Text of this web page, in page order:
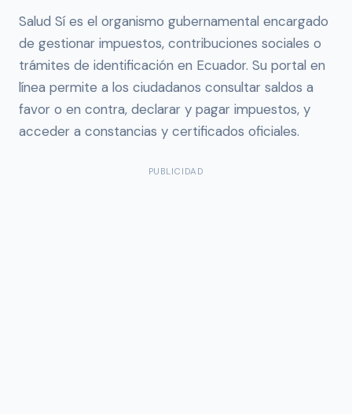
Salud Sí es el organismo gubernamental encargado
de gestionar impuestos, contribuciones sociales o
trámites de identificación en Ecuador. Su portal en
línea permite a los ciudadanos consultar saldos a
favor o en contra, declarar y pagar impuestos, y
acceder a constancias y certificados oficiales.
PUBLICIDAD